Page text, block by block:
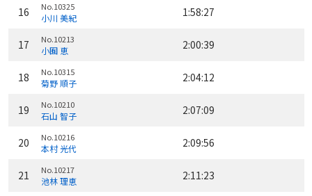
16 No.10325
小川 美紀 1:58:27
17 No.10213
小囿 恵 2:00:39
18 No.10315
菊野 順子 2:04:12
19 No.10210
石山 智子 2:07:09
20 No.10216
本村 光代 2:09:56
21 No.10217
池林 理恵 2:11:23